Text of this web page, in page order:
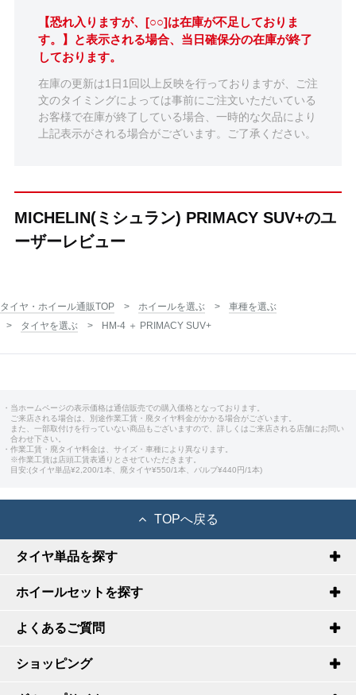
【恐れ入りますが、[○○]は在庫が不足しておりま
す。】と表示される場合、当日確保分の在庫が終了
しております。
在庫の更新は1日1回以上反映を行っておりますが、ご注
文のタイミングによっては事前にご注文いただいている
お客様で在庫が終了している場合、一時的な欠品により
上記表示がされる場合がございます。ご了承ください。
MICHELIN(ミシュラン) PRIMACY SUV+のユ
ーザーレビュー
タイヤ・ホイール通販TOP ホイールを選ぶ
車種を選ぶ
タイヤを選ぶ
HM-4 ＋ PRIMACY SUV+
・当ホームページの表示価格は通信販売での購入価格となっております。
ご来店される場合は、別途作業工賃・廃タイヤ料金がかかる場合がございます。
また、一部取付けを行っていない商品もございますので、詳しくはご来店される店舗にお問い
合わせ下さい。
・作業工賃・廃タイヤ料金は、サイズ・車種により異なります。
※作業工賃は店頭工賃表通りとさせていただきます。
目安:(タイヤ単品¥2,200/1本、廃タイヤ¥550/1本、バルブ¥440円/1本)
TOPへ戻る
タイヤ単品を探す
ホイールセットを探す
よくあるご質問
ショッピング